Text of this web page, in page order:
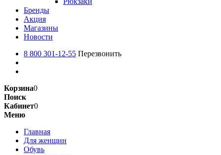
Бренды
Акция
Магазины
Новости
8 800 301-12-55 Перезвонить
Корзина0
Поиск
Кабинет0
Меню
Главная
Для женщин
Обувь